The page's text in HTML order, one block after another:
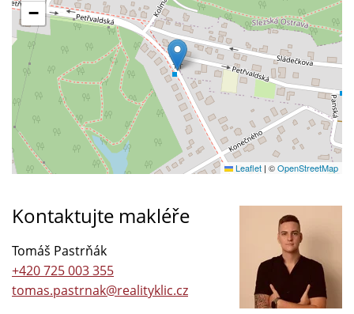
−
Leaflet | ©OpenStreetMap
Kontaktujte makléře
Tomáš Pastrňák
+420 725 003 355
tomas.pastrnak@realityklic.cz